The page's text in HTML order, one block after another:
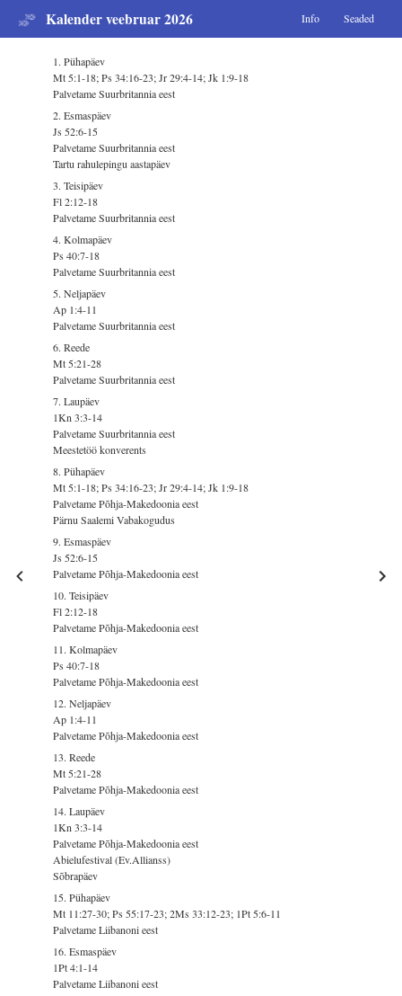
Kalender veebruar 2026 Info Seaded
1. Pühapäev
Mt 5:1-18; Ps 34:16-23; Jr 29:4-14; Jk 1:9-18
Palvetame Suurbritannia eest
2. Esmaspäev
Js 52:6-15
Palvetame Suurbritannia eest
Tartu rahulepingu aastapäev
3. Teisipäev
Fl 2:12-18
Palvetame Suurbritannia eest
4. Kolmapäev
Ps 40:7-18
Palvetame Suurbritannia eest
5. Neljapäev
Ap 1:4-11
Palvetame Suurbritannia eest
6. Reede
Mt 5:21-28
Palvetame Suurbritannia eest
7. Laupäev
1Kn 3:3-14
Palvetame Suurbritannia eest
Meestetöö konverents
8. Pühapäev
Mt 5:1-18; Ps 34:16-23; Jr 29:4-14; Jk 1:9-18
Palvetame Põhja-Makedoonia eest
Pärnu Saalemi Vabakogudus
9. Esmaspäev
Js 52:6-15
Palvetame Põhja-Makedoonia eest
10. Teisipäev
Fl 2:12-18
Palvetame Põhja-Makedoonia eest
11. Kolmapäev
Ps 40:7-18
Palvetame Põhja-Makedoonia eest
12. Neljapäev
Ap 1:4-11
Palvetame Põhja-Makedoonia eest
13. Reede
Mt 5:21-28
Palvetame Põhja-Makedoonia eest
14. Laupäev
1Kn 3:3-14
Palvetame Põhja-Makedoonia eest
Abielufestival (Ev.Allianss)
Sõbrapäev
15. Pühapäev
Mt 11:27-30; Ps 55:17-23; 2Ms 33:12-23; 1Pt 5:6-11
Palvetame Liibanoni eest
16. Esmaspäev
1Pt 4:1-14
Palvetame Liibanoni eest